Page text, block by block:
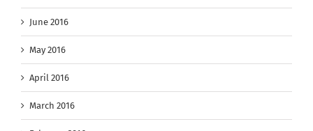
June 2016
May 2016
April 2016
March 2016